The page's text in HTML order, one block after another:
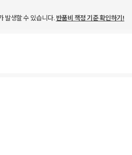
발생할 수 있습니다. 반품비 책정 기준 확인하기!